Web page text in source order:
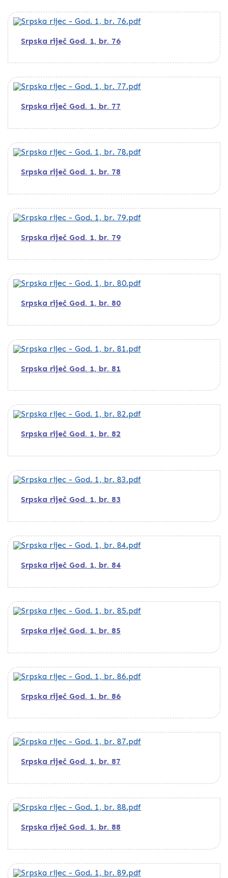
Srpska riječ God. 1, br. 76
Srpska riječ God. 1, br. 77
Srpska riječ God. 1, br. 78
Srpska riječ God. 1, br. 79
Srpska riječ God. 1, br. 80
Srpska riječ God. 1, br. 81
Srpska riječ God. 1, br. 82
Srpska riječ God. 1, br. 83
Srpska riječ God. 1, br. 84
Srpska riječ God. 1, br. 85
Srpska riječ God. 1, br. 86
Srpska riječ God. 1, br. 87
Srpska riječ God. 1, br. 88